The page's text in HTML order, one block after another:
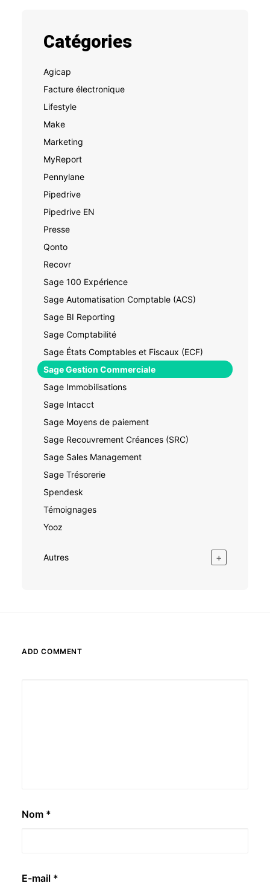
Catégories
Agicap
Facture électronique
Lifestyle
Make
Marketing
MyReport
Pennylane
Pipedrive
Pipedrive EN
Presse
Qonto
Recovr
Sage 100 Expérience
Sage Automatisation Comptable (ACS)
Sage BI Reporting
Sage Comptabilité
Sage États Comptables et Fiscaux (ECF)
Sage Gestion Commerciale
Sage Immobilisations
Sage Intacct
Sage Moyens de paiement
Sage Recouvrement Créances (SRC)
Sage Sales Management
Sage Trésorerie
Spendesk
Témoignages
Yooz
Autres +
ADD COMMENT
Nom *
E-mail *